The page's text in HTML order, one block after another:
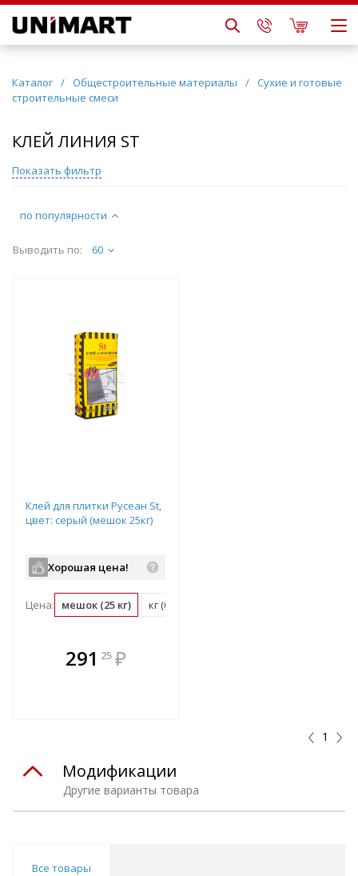
Каталог / Общестроительные материалы / Сухие и готовые
строительные смеси
КЛЕЙ ЛИНИЯ ST
по популярности
Выводить по: 60
Клей для плитки Русеан St,
цвет: серый (мешок 25кг)
Хорошая цена!
Цена: мешок (25 кг) кг (0.04 мешок)
291 25 ₽
1
Показать фильтр
Другие варианты товара
Модификации
Все товары